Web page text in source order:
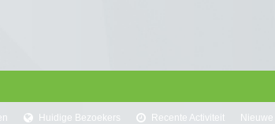
Huidige Bezoekers Recente Activiteit